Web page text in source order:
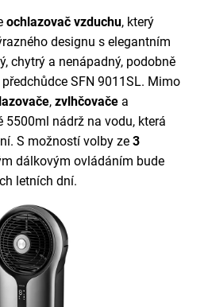
ochlazovač vzduchu, který
designu s elegantním
chytrý a nenápadný, podobně
SFN 9011SL. Mimo
, zvlhčovače a
5500ml nádrž na vodu, která
S možností volby ze 3
dálkovým ovládáním bude
letních dní.